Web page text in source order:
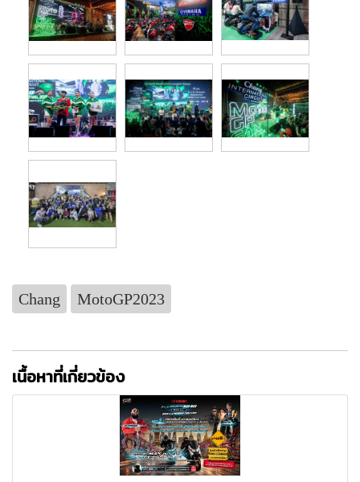
Chang MotoGP2023
เนื้อหาที่เกี่ยวข้อง